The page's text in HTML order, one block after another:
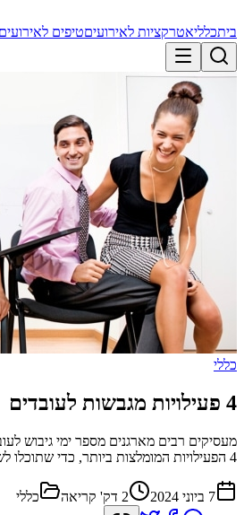
ביתכלליאטרקציות לאירועיםטיפים לאירועים
כללי
4 פעילויות מגבשות לעובדים
מעסיקים רבים מארגנים מספר ימי גיבוש
4 הפעילויות המומלצות ביותר, כדי שתוכלו לשלב אותם בימי הגיבוש הבאים מבלי להתאמץ. פעילות
7 ביוני 2024 2 דק' קריאה
כללי